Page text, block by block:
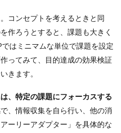
コンセプトを考えるときと同
作ろうとすると、課題も大きく
はミニマムな単位で課題を設定
ってみて、目的達成の効果検証
きます。
、特定の課題にフォーカスする
、情報収集を自ら行い、他の消
ーリーアダプター」を具体的な